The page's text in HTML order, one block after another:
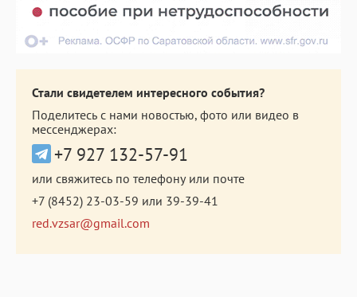
Стали свидетелем интересного события?
Поделитесь с нами новостью, фото или видео в
мессенджерах:
+7 927 132-57-91
или свяжитесь по телефону или почте
+7 (8452) 23-03-59 или 39-39-41
red.vzsar@gmail.com